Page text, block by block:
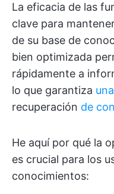
La eficacia de las
clave para
de su base de
bien optimizada
rápidamente a
lo que garantiza
recuperación de
He aquí por qué la
es crucial para los
conocimientos: